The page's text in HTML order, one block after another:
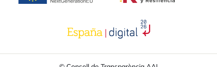
opens in a new tab